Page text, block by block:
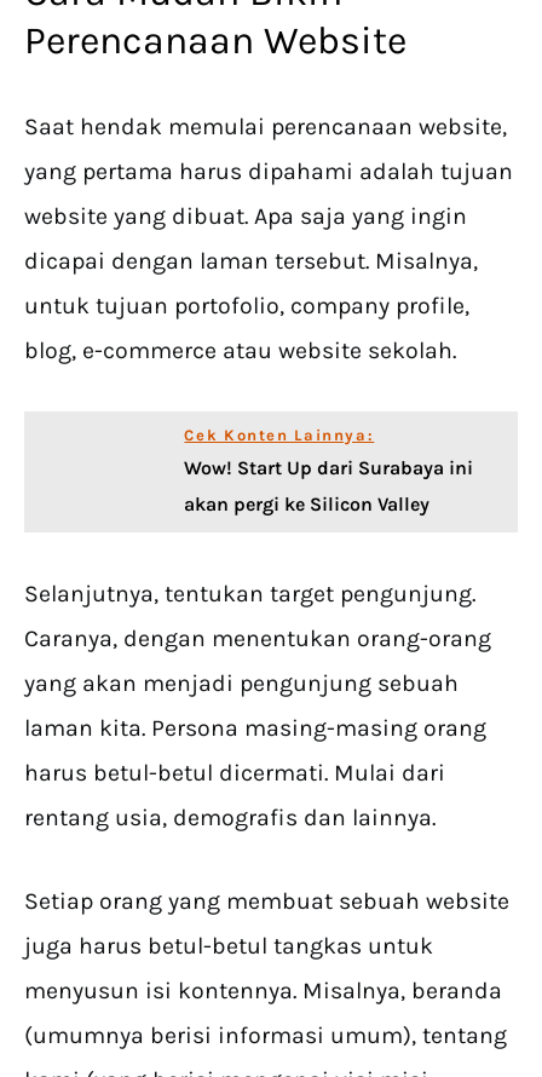
Perencanaan Website
Saat hendak memulai perencanaan website,
yang pertama harus dipahami adalah tujuan
website yang dibuat. Apa saja yang ingin
dicapai dengan laman tersebut. Misalnya,
untuk tujuan portofolio, company profile,
blog, e-commerce atau website sekolah.
Cek Konten Lainnya:
Wow! Start Up dari Surabaya ini
akan pergi ke Silicon Valley
Selanjutnya, tentukan target pengunjung.
Caranya, dengan menentukan orang-orang
yang akan menjadi pengunjung sebuah
laman kita. Persona masing-masing orang
harus betul-betul dicermati. Mulai dari
rentang usia, demografis dan lainnya.
Setiap orang yang membuat sebuah website
juga harus betul-betul tangkas untuk
menyusun isi kontennya. Misalnya, beranda
(umumnya berisi informasi umum), tentang